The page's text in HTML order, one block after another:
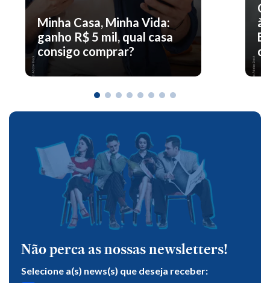
Minha Casa, Minha Vida:
ganho R$ 5 mil, qual casa
consigo comprar?
O
à
Não perca as nossas newsletters!
Selecione a(s) news(s) que deseja receber: